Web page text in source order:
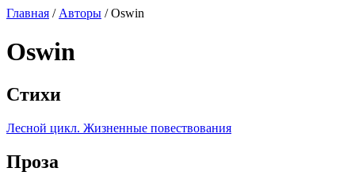
Главная / Авторы / Oswin
Oswin
Стихи
Лесной цикл. Жизненные повествования
Проза